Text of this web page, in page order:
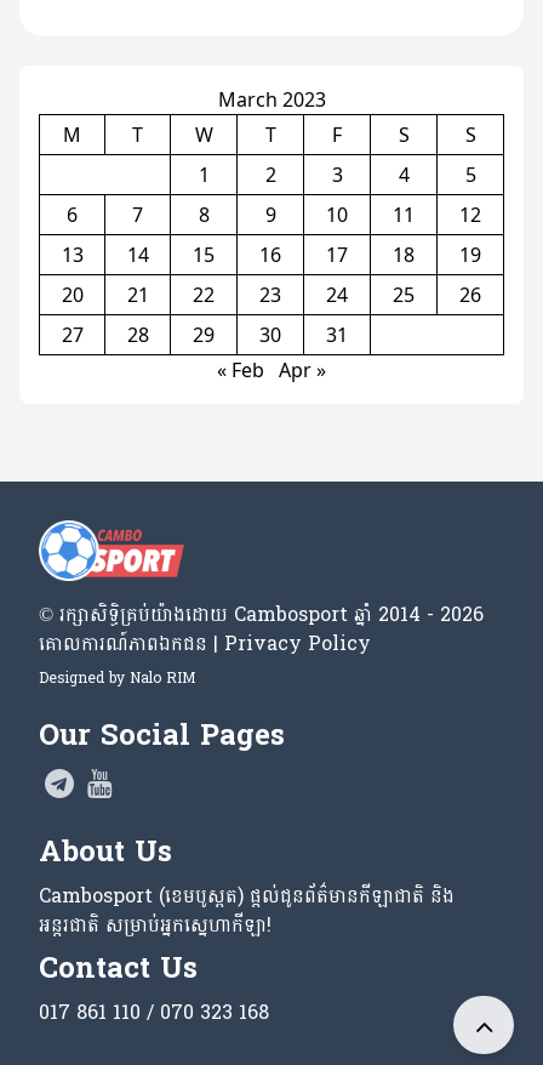
March 2023
M
T W T F S
S
1
2 3 4
5
6
7 8 9 10 11
12
13
14 15 16 17 18
19
20
21 22 23 24 25
26
27
28 29 30
31
« Feb Apr »
© រក្សា​សិទ្ធិ​គ្រប់​យ៉ាង​ដោយ​ Cambosport ឆ្នាំ 2014 - 2026
គោលការណ៍​ភាព​ឯកជន | Privacy Policy
Designed by Nalo RIM
Our Social Pages
About Us
Cambosport (ខេមបូស្ពត) ផ្តល់ជូនព័ត៌មានកីឡាជាតិ និង
អន្តរជាតិ សម្រាប់អ្នកស្នេហាកីឡា!
Contact Us
017 861 110 / 070 323 168